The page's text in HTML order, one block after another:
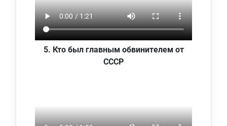
5. Кто был главным обвинителем от
СССР